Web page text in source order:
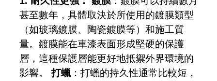
甚至數年，具體取決於所使用的鍍膜類型
（如玻璃鍍膜、陶瓷鍍膜等）和施工質
量。鍍膜能在車漆表面形成堅硬的保護
層，這種保護層能更好地抵禦外界環境的
影響。打蠟 ：打蠟的持久性通常比較短，